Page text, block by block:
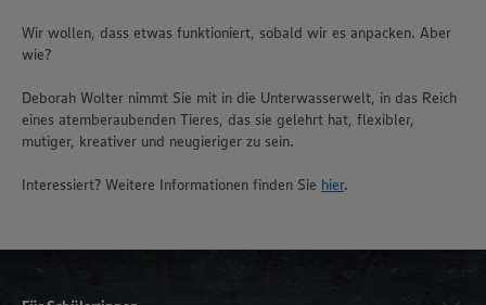
Wir wollen, dass etwas funktioniert, sobald wir es anpacken. Aber
wie?
Deborah Wolter nimmt Sie mit in die Unterwasserwelt, in das Reich
eines atemberaubenden Tieres, das sie gelehrt hat, flexibler,
mutiger, kreativer und neugieriger zu sein.
Interessiert? Weitere Informationen finden Sie hier.